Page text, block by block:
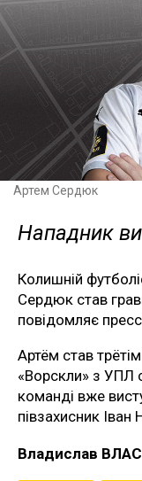
Артем Сердюк
Нападник
Колишній
Сердюк став
повідомляє
Артём став
«Ворскли» з УПЛ
команді вже
півзахисник Іван
Владислав